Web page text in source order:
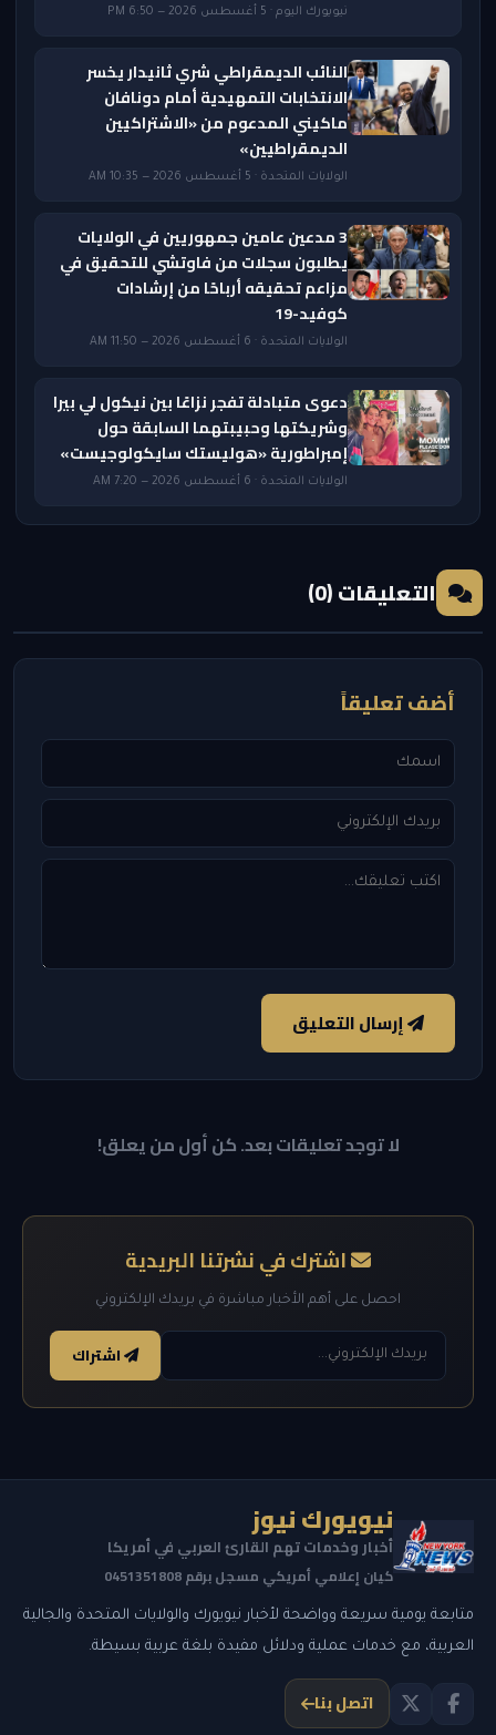
نيويورك اليوم · 5 أغسطس 2026 — 6:50 PM
النائب الديمقراطي شري ثانيدار يخسر
الانتخابات التمهيدية أمام دونافان
ماكيني المدعوم من «الاشتراكيين
الديمقراطيين»
الولايات المتحدة · 5 أغسطس 2026 — 10:35 AM
3 مدعين عامين جمهوريين في الولايات
يطلبون سجلات من فاوتشي للتحقيق في
مزاعم تحقيقه أرباحًا من إرشادات
كوفيد-19
الولايات المتحدة · 6 أغسطس 2026 — 11:50 AM
دعوى متبادلة تفجر نزاعًا بين نيكول لي بيرا
وشريكتها وحبيبتهما السابقة حول
إمبراطورية «هوليستك سايكولوجيست»
الولايات المتحدة · 6 أغسطس 2026 — 7:20 AM
التعليقات (0)
أضف تعليقاً
إرسال التعليق
لا توجد تعليقات بعد. كن أول من يعلق!
اشترك في نشرتنا البريدية
احصل على أهم الأخبار مباشرة في بريدك الإلكتروني
اشتراك
نيويورك نيوز
أخبار وخدمات تهم القارئ العربي في أمريكا
كيان إعلامي أمريكي مسجل برقم 0451351808
متابعة يومية سريعة وواضحة لأخبار نيويورك والولايات المتحدة والجالية
العربية، مع خدمات عملية ودلائل مفيدة بلغة عربية بسيطة.
اتصل بنا